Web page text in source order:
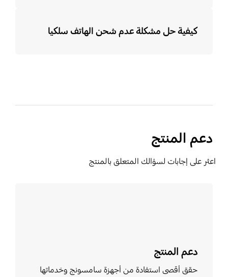
كيفية حل مشكلة عدم شحن الهاتف سلكيا
دعم المنتج
اعثر على إجابات لسؤالك المتعلق بالمنتج
دعم المنتج
حقق أقصى استفادة من أجهزة سامسونج وخدماتها